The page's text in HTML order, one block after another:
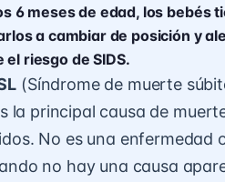
6 meses de edad, los bebés
a cambiar de posición y
riesgo de SIDS.
(Síndrome de muerte
la principal causa de
No es una enfermedad
no hay una causa